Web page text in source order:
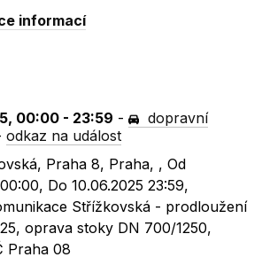
informací
00:00 - 23:59 -
dopravní
odkaz na událost
Praha 8, Praha, , Od
Do 10.06.2025 23:59,
Střížkovská - prodloužení
oprava stoky DN 700/1250,
Praha 08